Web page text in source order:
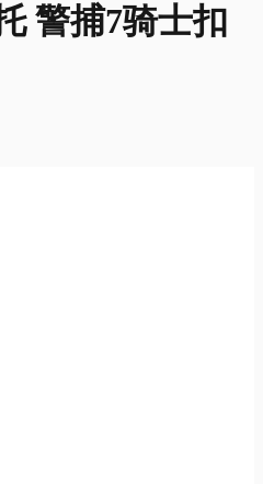
警捕7骑士扣